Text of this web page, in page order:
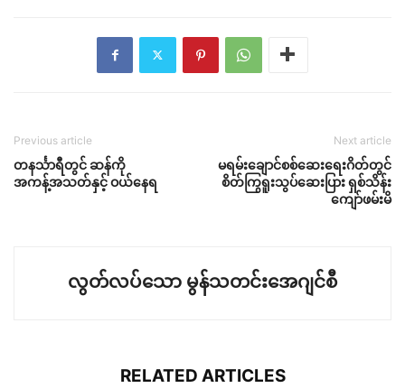
Previous article
တနင်္သာရီတွင် ဆန်ကို
အကန့်အသတ်နှင့် ဝယ်နေရ
Next article
မရမ်းချောင်စစ်ဆေးရေးဂိတ်တွင်
စိတ်ကြွရူးသွပ်ဆေးပြား ရှစ်သိန်း
ကျော်ဖမ်းမိ
လွတ်လပ်သော မွန်သတင်းအေဂျင်စီ
RELATED ARTICLES